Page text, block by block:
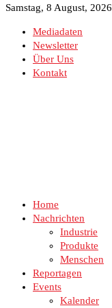
Samstag, 8 August, 2026
Mediadaten
Newsletter
Über Uns
Kontakt
Home
Nachrichten
Industrie
Produkte
Menschen
Reportagen
Events
Kalender